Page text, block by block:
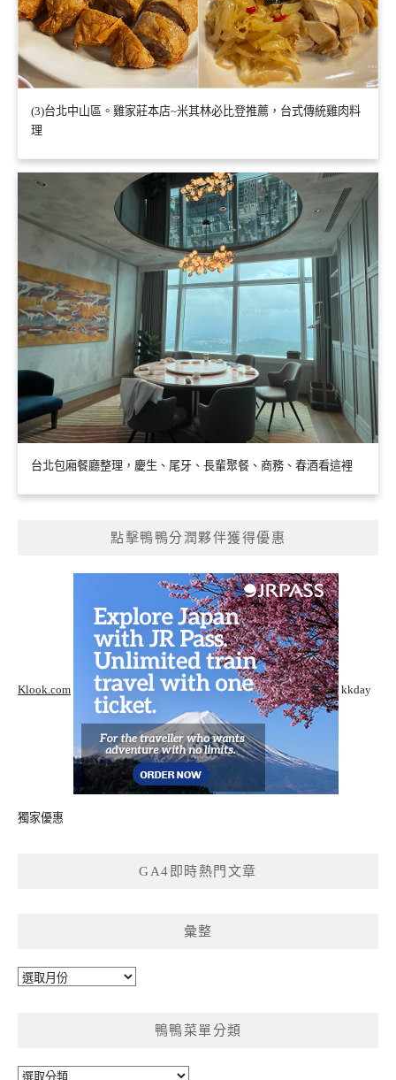
(3)台北中山區。雞家莊本店~米其林必比登推薦，台式傳統雞肉料
理
台北包廂餐廳整理，慶生、尾牙、長輩聚餐、商務、春酒看這裡
點擊鴨鴨分潤夥伴獲得優惠
Klook.com kkday
獨家優惠
GA4即時熱門文章
彙整
彙
鴨鴨菜單分類
鴨